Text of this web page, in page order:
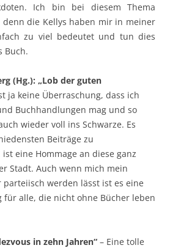
Ich bin bei diesem Thema
die Kellys haben mir in meiner
zu viel bedeutet und tun dies
Buch.
(Hg.): „Lob der guten
ja keine Überraschung, dass ich
Buchhandlungen mag und so
wieder voll ins Schwarze. Es
Beiträge zu
eine Hommage an diese ganz
Stadt. Auch wenn mich mein
werden lässt ist es eine
für alle, die nicht ohne Bücher leben
in zehn Jahren“ – Eine tolle